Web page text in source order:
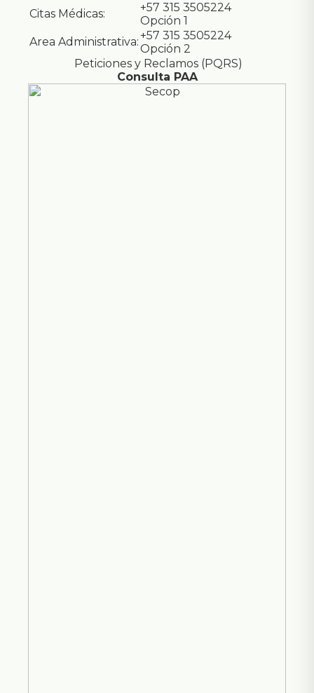
Citas Médicas:
+57 315 3505224
Opción 1
Area Administrativa:+57 315 3505224
Opción 2
Peticiones y Reclamos (PQRS)
Consulta PAA